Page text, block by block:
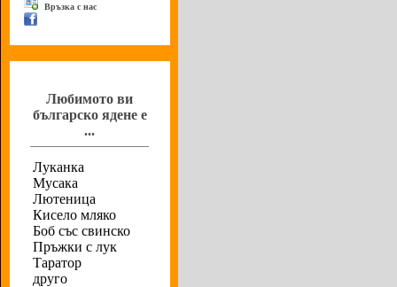
Връзка с нас
Любимото ви
българско ядене е
...
Луканка
Мусака
Лютеница
Кисело мляко
Боб със свинско
Пръжки с лук
Таратор
друго